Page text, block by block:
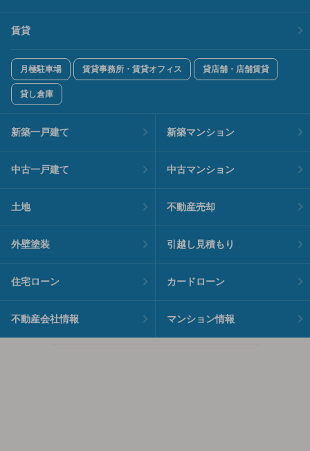
賃貸
月極駐車場 賃貸事務所・賃貸オフィス 貸店舗・店舗賃貸
貸し倉庫
新築一戸建て 新築マンション
中古一戸建て 中古マンション
土地 不動産売却
外壁塗装 引越し見積もり
住宅ローン カードローン
不動産会社情報 マンション情報